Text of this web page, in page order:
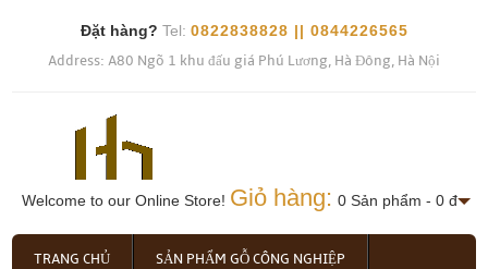
Đặt hàng? Tel: 0822838828 || 0844226565
Address: A80 Ngõ 1 khu đấu giá Phú Lương, Hà Đông, Hà Nội
Welcome to our Online Store! Giỏ hàng: 0 Sản phẩm - 0 đ
TRANG CHỦ SẢN PHẨM GỖ CÔNG NGHIỆP